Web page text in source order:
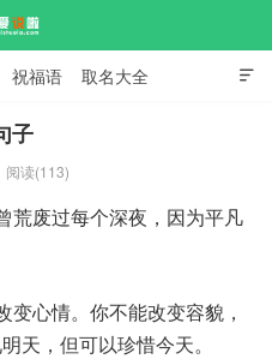

祝福语 取名大全
子
阅读(113)
荒废过每个深夜，因为平凡
心情。你不能改变容貌，
天，但可以珍惜今天。